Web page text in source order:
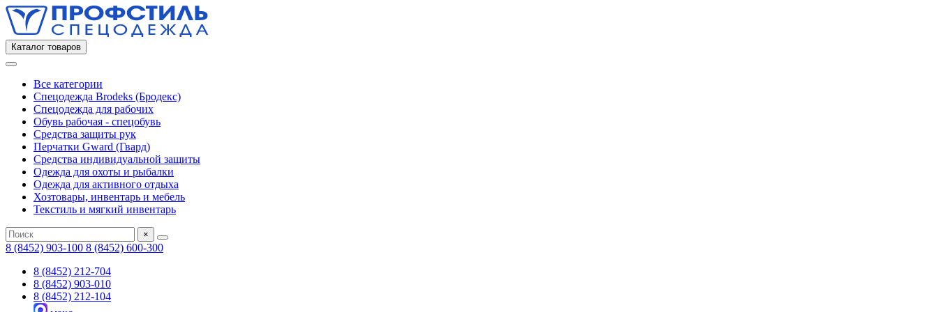
Каталог товаров
Все категории
Спецодежда Brodeks (Бродекс)
Спецодежда для рабочих
Обувь рабочая - спецобувь
Средства защиты рук
Перчатки Gward (Гвард)
Средства индивидуальной защиты
Одежда для охоты и рыбалки
Одежда для активного отдыха
Хозтовары, инвентарь и мебель
Текстиль и мягкий инвентарь
×
8 (8452) 903-100 8 (8452) 600-300
8 (8452) 212-704
8 (8452) 903-010
8 (8452) 212-104